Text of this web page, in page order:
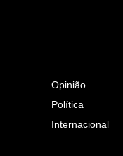
Opinião
Política
Internacional